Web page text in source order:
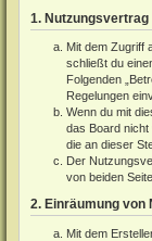
1. Nutzungsvertrag
Mit dem Zugriff
schließt du
Folgenden
Regelungen
Wenn du mit
das Board
die an dieser
Der
von beiden
2. Einräumung von
Mit dem